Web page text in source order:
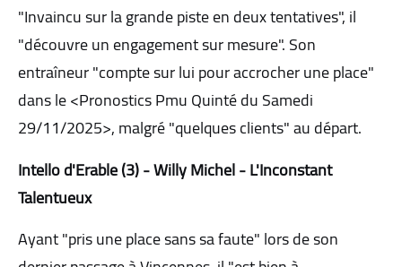
"Invaincu sur la grande piste en deux tentatives", il
"découvre un engagement sur mesure". Son
entraîneur "compte sur lui pour accrocher une place"
dans le <Pronostics Pmu Quinté du Samedi
29/11/2025>, malgré "quelques clients" au départ.
Intello d'Erable (3) - Willy Michel - L'Inconstant
Talentueux
Ayant "pris une place sans sa faute" lors de son